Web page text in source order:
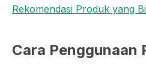
Rekomendasi Produk yang
Cara Penggunaan